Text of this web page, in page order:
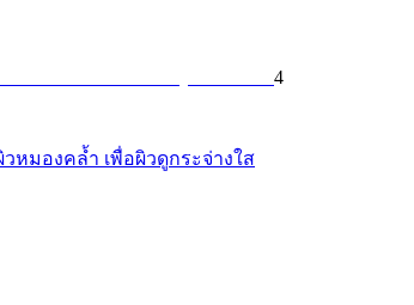
4
วหมองคล้ำ เพื่อผิวดูกระจ่างใส